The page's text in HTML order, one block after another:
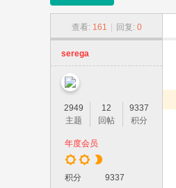
分
坛
查看: 161 回复: 0
serega
2949
主题
12
回帖
9337
积分
年度会员
积分 9337